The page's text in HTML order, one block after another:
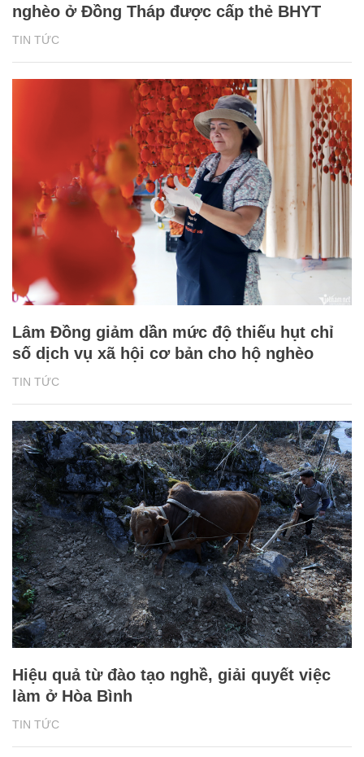
TIN TỨC
nghèo ở Đồng Tháp được cấp thẻ BHYT
TIN TỨC
Lâm Đồng giảm dần mức độ thiếu hụt chỉ
số dịch vụ xã hội cơ bản cho hộ nghèo
TIN TỨC
Hiệu quả từ đào tạo nghề, giải quyết việc
làm ở Hòa Bình